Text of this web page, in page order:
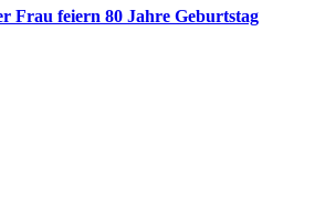
Frau feiern 80 Jahre Geburtstag